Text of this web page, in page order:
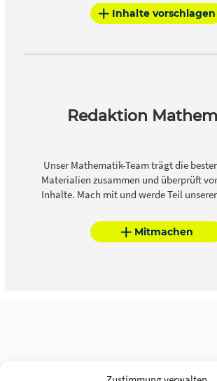
Inhalte vorschlagen
Redaktion
Unser Mathematik-Team trägt die
Materialien zusammen und überprüft
Inhalte. Mach mit und werde Teil
Mitmachen